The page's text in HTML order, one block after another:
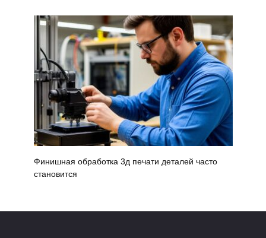
Финишная обработка 3д печати деталей часто
становится